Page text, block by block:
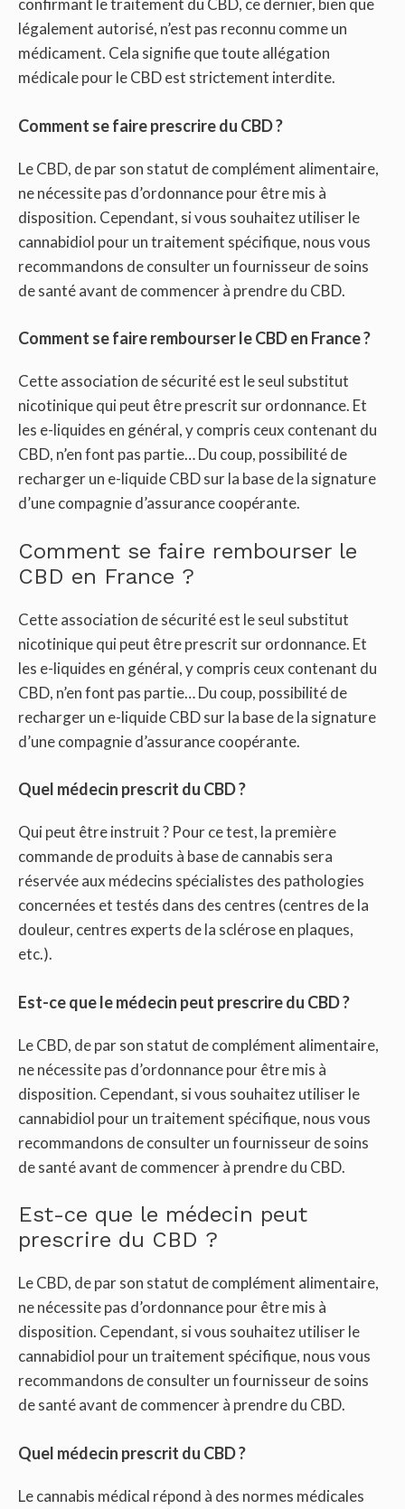
confirmant le traitement du CBD, ce dernier, bien que
légalement autorisé, n’est pas reconnu comme un
médicament. Cela signifie que toute allégation
médicale pour le CBD est strictement interdite.
Comment se faire prescrire du CBD ?
Le CBD, de par son statut de complément alimentaire,
ne nécessite pas d’ordonnance pour être mis à
disposition. Cependant, si vous souhaitez utiliser le
cannabidiol pour un traitement spécifique, nous vous
recommandons de consulter un fournisseur de soins
de santé avant de commencer à prendre du CBD.
Comment se faire rembourser le CBD en France ?
Cette association de sécurité est le seul substitut
nicotinique qui peut être prescrit sur ordonnance. Et
les e-liquides en général, y compris ceux contenant du
CBD, n’en font pas partie… Du coup, possibilité de
recharger un e-liquide CBD sur la base de la signature
d’une compagnie d’assurance coopérante.
Comment se faire rembourser le
CBD en France ?
Cette association de sécurité est le seul substitut
nicotinique qui peut être prescrit sur ordonnance. Et
les e-liquides en général, y compris ceux contenant du
CBD, n’en font pas partie… Du coup, possibilité de
recharger un e-liquide CBD sur la base de la signature
d’une compagnie d’assurance coopérante.
Quel médecin prescrit du CBD ?
Qui peut être instruit ? Pour ce test, la première
commande de produits à base de cannabis sera
réservée aux médecins spécialistes des pathologies
concernées et testés dans des centres (centres de la
douleur, centres experts de la sclérose en plaques,
etc.).
Est-ce que le médecin peut prescrire du CBD ?
Le CBD, de par son statut de complément alimentaire,
ne nécessite pas d’ordonnance pour être mis à
disposition. Cependant, si vous souhaitez utiliser le
cannabidiol pour un traitement spécifique, nous vous
recommandons de consulter un fournisseur de soins
de santé avant de commencer à prendre du CBD.
Est-ce que le médecin peut
prescrire du CBD ?
Le CBD, de par son statut de complément alimentaire,
ne nécessite pas d’ordonnance pour être mis à
disposition. Cependant, si vous souhaitez utiliser le
cannabidiol pour un traitement spécifique, nous vous
recommandons de consulter un fournisseur de soins
de santé avant de commencer à prendre du CBD.
Quel médecin prescrit du CBD ?
Le cannabis médical répond à des normes médicales